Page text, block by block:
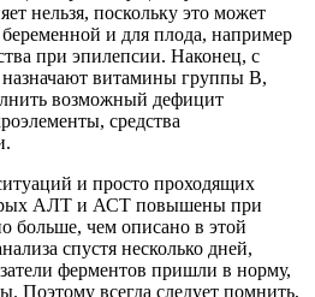
нельзя, поскольку это может
беременной и для плода, например
при эпилепсии. Наконец, с
витамины группы В,
возможный дефицит
средства
и просто проходящих
АЛТ и АСТ повышены при
больше, чем описано в этой
спустя несколько дней,
ферментов пришли в норму,
Поэтому всегда следует помнить,